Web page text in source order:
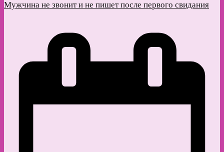
Мужчина не звонит и не пишет после первого свидания